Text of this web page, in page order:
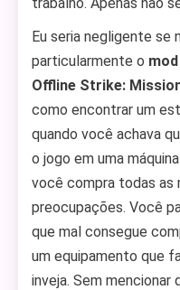
Eu seria negligente se
particularmente o
Offline Strike:
como encontrar um
quando você achava
o jogo em uma
você compra todas as
preocupações. Você
que mal consegue
um equipamento que
inveja. Sem mencionar